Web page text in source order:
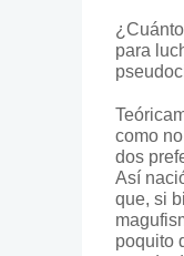
para
como
dos
Así
que, si
poquito